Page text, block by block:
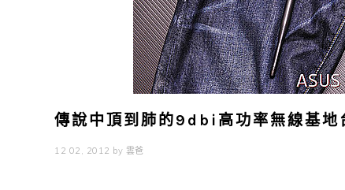
傳說中頂到肺的9dbi高功率無線基
12 02, 2012 by 雲爸